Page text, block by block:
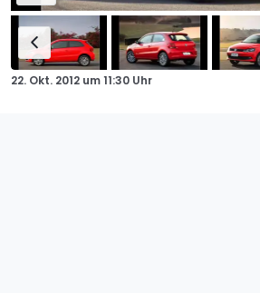
22. Okt. 2012 um11:30 Uhr